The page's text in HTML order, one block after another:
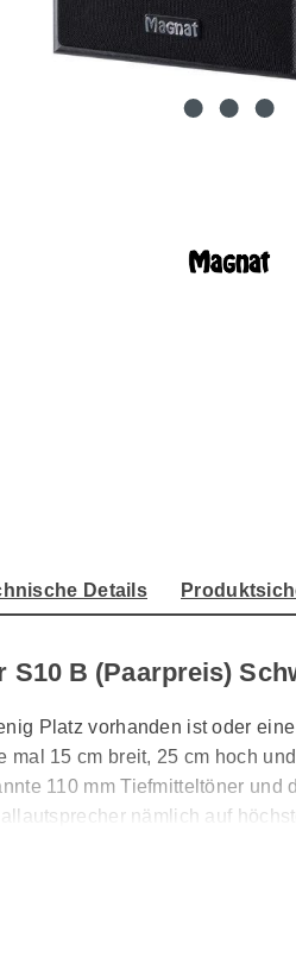
Details
S10 B (Paarpreis)
Platz vorhanden ist oder
mal 15 cm breit, 25 cm hoch
110 mm Tiefmitteltöner
nämlich auf
für alle, die die